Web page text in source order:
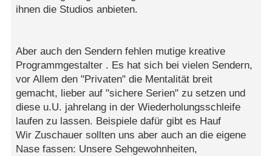
ihnen die Studios anbieten.
Aber auch den Sendern fehlen mutige kreative
Programmgestalter . Es hat sich bei vielen Sendern,
vor Allem den "Privaten" die Mentalität breit
gemacht, lieber auf "sichere Serien" zu setzen und
diese u.U. jahrelang in der Wiederholungsschleife
laufen zu lassen. Beispiele dafür gibt es Hauf
Wir Zuschauer sollten uns aber auch an die eigene
Nase fassen: Unsere Sehgewohnheiten,